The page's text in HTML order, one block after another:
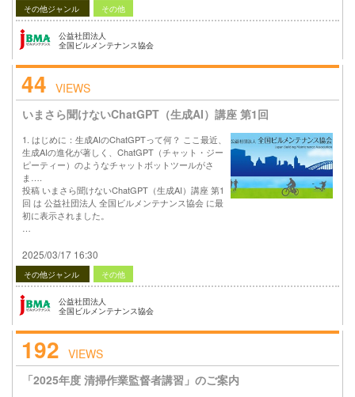
その他ジャンル その他
公益社団法人
全国ビルメンテナンス協会
44 VIEWS
いまさら聞けないChatGPT（生成AI）講座 第1回
1. はじめに：生成AIのChatGPTって何？ ここ最近、
生成AIの進化が著しく、ChatGPT（チャット・ジー
ピーティー）のようなチャットボットツールがさ
ま….
投稿 いまさら聞けないChatGPT（生成AI）講座 第1
回 は 公益社団法人 全国ビルメンテナンス協会 に最
初に表示されました。
2025/03/17 16:30
その他ジャンル その他
公益社団法人
全国ビルメンテナンス協会
192 VIEWS
「2025年度 清掃作業監督者講習」のご案内